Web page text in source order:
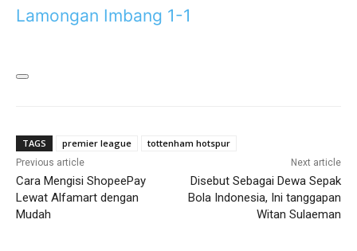
Lamongan Imbang 1-1
TAGS premier league tottenham hotspur
Previous article
Cara Mengisi ShopeePay
Lewat Alfamart dengan
Mudah
Next article
Disebut Sebagai Dewa Sepak
Bola Indonesia, Ini tanggapan
Witan Sulaeman